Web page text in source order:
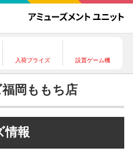
入荷プライズ 設置ゲーム機
岡ももち店
情報